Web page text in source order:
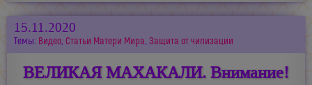
15.11.2020
Темы: Видео, Статьи Матери Мира, Защита от чипизации
ВЕЛИКАЯ МАХАКАЛИ. Внимание!